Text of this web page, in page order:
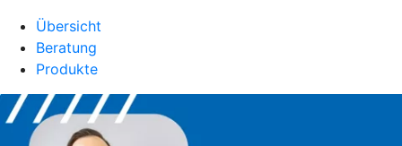
Übersicht
Beratung
Produkte